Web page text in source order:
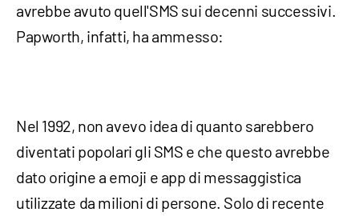
avrebbe avuto quell'SMS sui decenni successivi.
Papworth, infatti, ha ammesso:
Nel 1992, non avevo idea di quanto sarebbero
diventati popolari gli SMS e che questo avrebbe
dato origine a emoji e app di messaggistica
utilizzate da milioni di persone. Solo di recente